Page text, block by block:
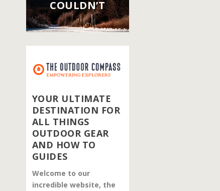
COULDN’T
YOUR ULTIMATE
DESTINATION FOR
ALL THINGS
OUTDOOR GEAR
AND HOW TO
GUIDES
Welcome to our
incredible website, the